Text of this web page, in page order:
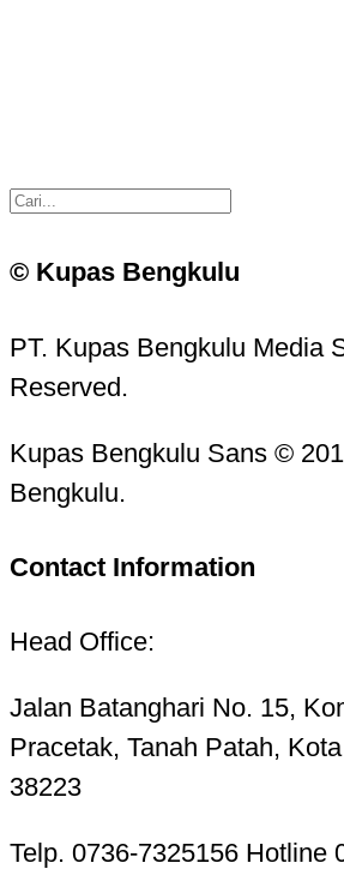
© Kupas Bengkulu
PT. Kupas Bengkulu Media
Reserved.
Kupas Bengkulu Sans ©
Bengkulu.
Contact Information
Head Office:
Jalan Batanghari No. 15,
Pracetak, Tanah Patah,
38223
Telp. 0736-7325156 Hotline